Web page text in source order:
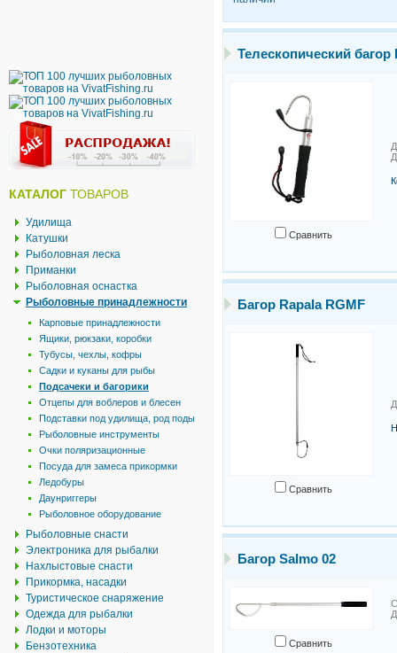
КАТАЛОГ ТОВАРОВ
Удилища
Катушки
Рыболовная леска
Приманки
Рыболовная оснастка
Рыболовные принадлежности
Карповые принадлежности
Ящики, рюкзаки, коробки
Тубусы, чехлы, кофры
Садки и куканы для рыбы
Подсачеки и багорики
Отцепы для воблеров и блесен
Подставки под удилища, род поды
Рыболовные инструменты
Очки поляризационные
Посуда для замеса прикормки
Ледобуры
Даунриггеры
Рыболовное оборудование
Рыболовные снасти
Электроника для рыбалки
Нахлыстовые снасти
Прикормка, насадки
Туристическое снаряжение
Одежда для рыбалки
Лодки и моторы
Бензотехника
Телескопический багор
Сравнить
Багор Rapala RGMF
Сравнить
Багор Salmo 02
Сравнить